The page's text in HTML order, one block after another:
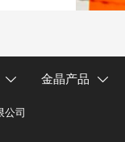
 金晶产品 
公司